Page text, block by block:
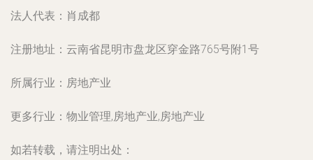
法人代表： 肖成都
注册地址： 云南省昆明市盘龙区穿金路765号附1号
所属行业： 房地产业
更多行业： 物业管理,房地产业,房地产业
如若转载，请注明出处：